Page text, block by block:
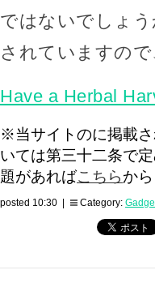
ではないでしょ
されていますので
Have a Herbal
※当サイトのに掲載
いては第三十二条で
題があればこちらか
posted 10:30 | Category: